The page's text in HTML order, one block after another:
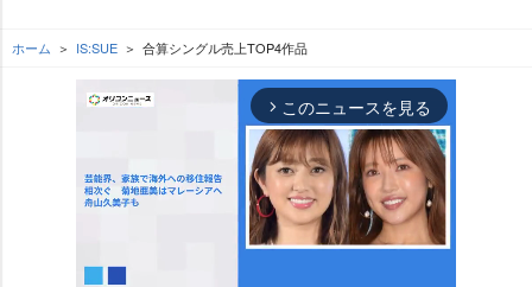
ホーム IS:SUE 合算シングル売上TOP4作品
arrow_forward_ios このニュースを見る